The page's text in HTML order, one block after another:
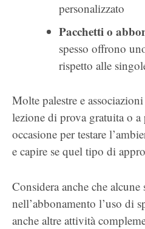
personalizzato
Pacchetti o
spesso offrono
rispetto alle
Molte palestre e
lezione di prova gratuita o
occasione per testare
e capire se quel tipo di
Considera anche che
nell’abbonamento l’uso di
anche altre attività